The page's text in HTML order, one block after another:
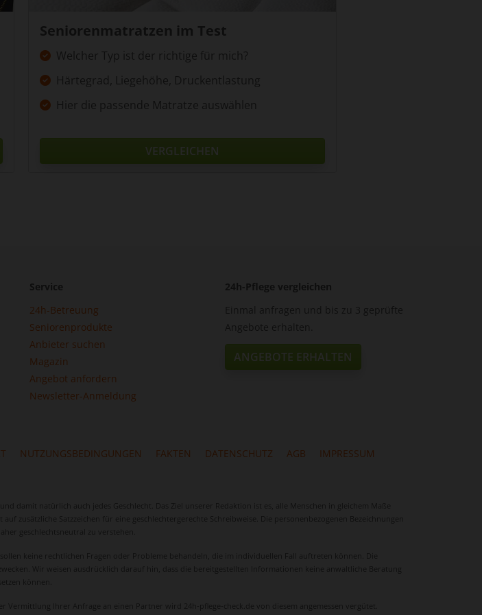
Seniorenmatratzen im Test
Welcher Typ ist der richtige für mich?
Härtegrad, Liegehöhe, Druckentlastung
Hier die passende Matratze auswählen
VERGLEICHEN
Service
24h-Betreuung
Seniorenprodukte
Anbieter suchen
Magazin
Angebot anfordern
Newsletter-Anmeldung
24h-Pflege vergleichen
Einmal anfragen und bis zu 3 geprüfte
Angebote erhalten.
ANGEBOTE ERHALTEN
NUTZUNGSBEDINGUNGEN FAKTEN DATENSCHUTZ AGB IMPRESSUM
damit natürlich auch jedes Geschlecht. Das Ziel unserer Redaktion ist es, alle Menschen in gleichem Maße
zusätzliche Satzzeichen für eine geschlechtergerechte Schreibweise. Die personenbezogenen Bezeichnungen
geschlechtsneutral zu verstehen.
keine rechtlichen Fragen oder Probleme behandeln, die im individuellen Fall auftreten können. Die
Wir weisen ausdrücklich darauf hin, dass die bereitgestellten Informationen keine anwaltliche Beratung
können.
Ihrer Anfrage an einen Partner wird 24h-pflege-check.de von diesem angemessen vergütet.